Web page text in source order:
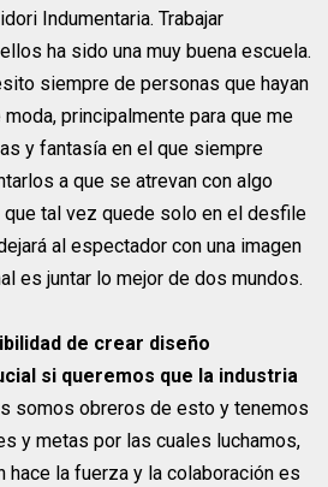
Indumentaria. Trabajar
ha sido una muy buena escuela.
siempre de personas que hayan
principalmente para que me
y fantasía en el que siempre
a que se atrevan con algo
tal vez quede solo en el desfile
al espectador con una imagen
es juntar lo mejor de dos mundos.
de crear diseño
si queremos que la industria
somos obreros de esto y tenemos
y metas por las cuales luchamos,
hace la fuerza y la colaboración es